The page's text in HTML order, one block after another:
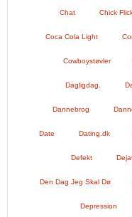
Chat Chick
Coca Cola Light
Cowboystøvler
Dagligdag.
Dannebrog
Date Dating.dk
Defekt
Den Dag Jeg Skal Dø
Depression